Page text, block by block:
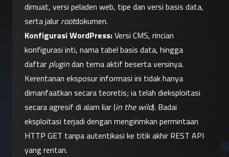
dimuat, versi peladen web, tipe dan versi basis data,
serta jalur rootdokumen.
Konfigurasi WordPress: Versi CMS, rincian
konfigurasi inti, nama tabel basis data, hingga
daftar plugin dan tema aktif beserta versinya.
Kerentanan eksposur informasi ini tidak hanya
dimanfaatkan secara teoretis; ia telah dieksploitasi
secara agresif di alam liar (in the wild). Badai
eksploitasi terjadi dengan mengirimkan permintaan
HTTP GET tanpa autentikasi ke titik akhir REST API
yang rentan.